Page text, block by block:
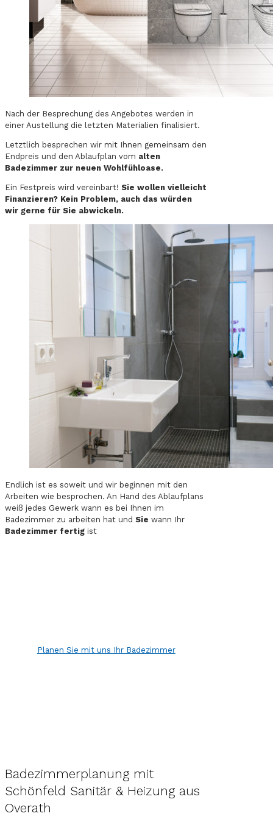
Nach der Besprechung des Angebotes werden in
einer Austellung die letzten Materialien finalisiert.
Letztlich besprechen wir mit Ihnen gemeinsam den
Endpreis und den Ablaufplan vom alten
Badezimmer zur neuen Wohlfühloase.
Ein Festpreis wird vereinbart! Sie wollen vielleicht
Finanzieren? Kein Problem, auch das würden
wir gerne für Sie abwickeln.
Endlich ist es soweit und wir beginnen mit den
Arbeiten wie besprochen. An Hand des Ablaufplans
weiß jedes Gewerk wann es bei Ihnen im
Badezimmer zu arbeiten hat und Sie wann Ihr
Badezimmer fertig ist
Planen Sie mit uns Ihr Badezimmer
Badezimmerplanung mit
Schönfeld Sanitär & Heizung aus
Overath